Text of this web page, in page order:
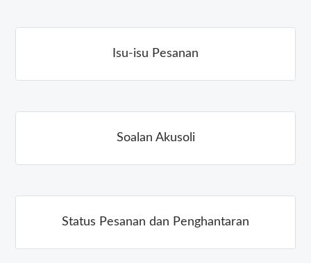
Isu-isu Pesanan
Soalan Akusoli
Status Pesanan dan Penghantaran